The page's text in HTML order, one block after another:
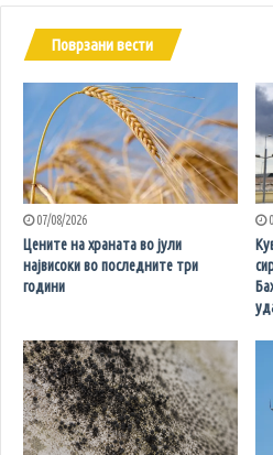
Поврзани вести
07/08/2026
Цените на храната во јули
највисоки во последните три
години